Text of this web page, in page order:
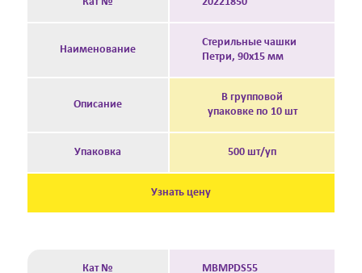
Наименование
Стерильные чашки
Петри, 90х15 мм
Описание
В групповой
упаковке по 10 шт
Упаковка 500 шт/уп
Узнать цену
Кат № MBMPDS55